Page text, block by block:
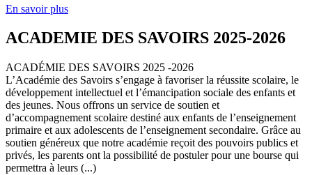
En savoir plus
ACADEMIE DES SAVOIRS 2025-2026
ACADÉMIE DES SAVOIRS 2025 -2026
L’Académie des Savoirs s’engage à favoriser la réussite scolaire, le
développement intellectuel et l’émancipation sociale des enfants et
des jeunes. Nous offrons un service de soutien et
d’accompagnement scolaire destiné aux enfants de l’enseignement
primaire et aux adolescents de l’enseignement secondaire. Grâce au
soutien généreux que notre académie reçoit des pouvoirs publics et
privés, les parents ont la possibilité de postuler pour une bourse qui
permettra à leurs (...)